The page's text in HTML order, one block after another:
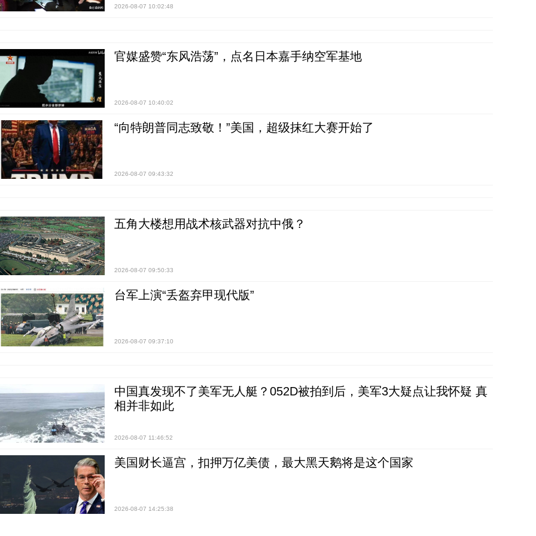
2026-08-07 10:02:48
官媒盛赞“东风浩荡”，点名日本嘉手纳空军基地
2026-08-07 10:40:02
“向特朗普同志致敬！”美国，超级抹红大赛开始了
2026-08-07 09:43:32
五角大楼想用战术核武器对抗中俄？
2026-08-07 09:50:33
台军上演“丢盔弃甲现代版”
2026-08-07 09:37:10
中国真发现不了美军无人艇？052D被拍到后，美军3大疑点让我怀疑 真
相并非如此
2026-08-07 11:46:52
美国财长逼宫，扣押万亿美债，最大黑天鹅将是这个国家
2026-08-07 14:25:38